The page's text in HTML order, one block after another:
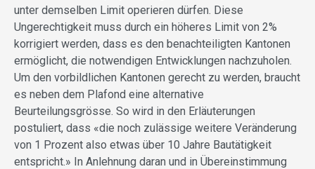
unter demselben Limit operieren dürfen. Diese
Ungerechtigkeit muss durch ein höheres Limit von 2%
korrigiert werden, dass es den benachteiligten Kantonen
ermöglicht, die notwendigen Entwicklungen nachzuholen.
Um den vorbildlichen Kantonen gerecht zu werden, braucht
es neben dem Plafond eine alternative
Beurteilungsgrösse. So wird in den Erläuterungen
postuliert, dass «die noch zulässige weitere Veränderung
von 1 Prozent also etwas über 10 Jahre Bautätigkeit
entspricht.» In Anlehnung daran und in Übereinstimmung